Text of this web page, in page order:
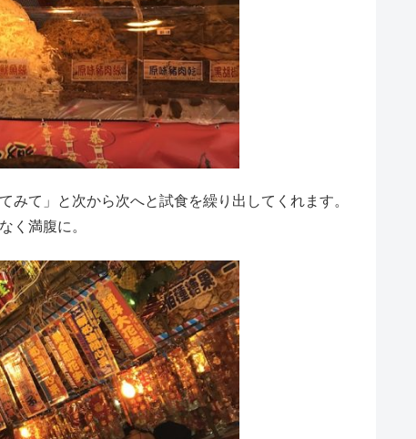
て」と次から次へと試食を繰り出してくれます。
く満腹に。